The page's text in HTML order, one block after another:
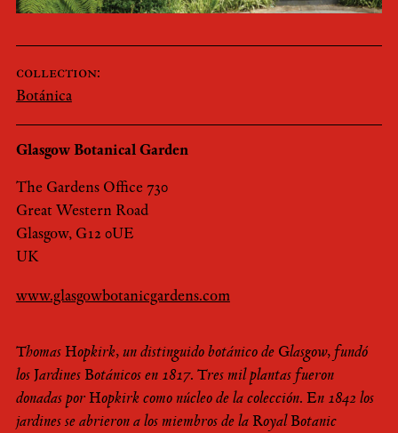
collection:
Botánica
Glasgow Botanical Garden
The Gardens Office 730
Great Western Road
Glasgow, G12 0UE
UK
www.glasgowbotanicgardens.com
Thomas Hopkirk, un distinguido botánico de Glasgow, fundó
los Jardines Botánicos en 1817. Tres mil plantas fueron
donadas por Hopkirk como núcleo de la colección. En 1842 los
jardines se abrieron a los miembros de la Royal Botanic